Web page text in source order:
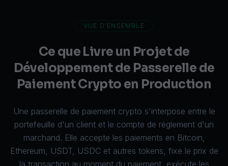
VUE D'ENSEMBLE
Ce que Livre un Projet de
Développement de Passerelle de
Paiement Crypto en Production
Une passerelle de paiement crypto s'interpose entre le
portefeuille d'un client et le compte de règlement d'un
marchand. Elle accepte les paiements en Bitcoin,
Ethereum, USDT, USDC et autres tokens, fixe le prix de
la transaction au moment du paiement, exécute les